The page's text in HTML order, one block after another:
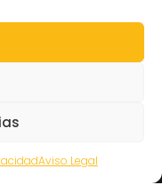
Aviso Legal
Lis
Mapa Web